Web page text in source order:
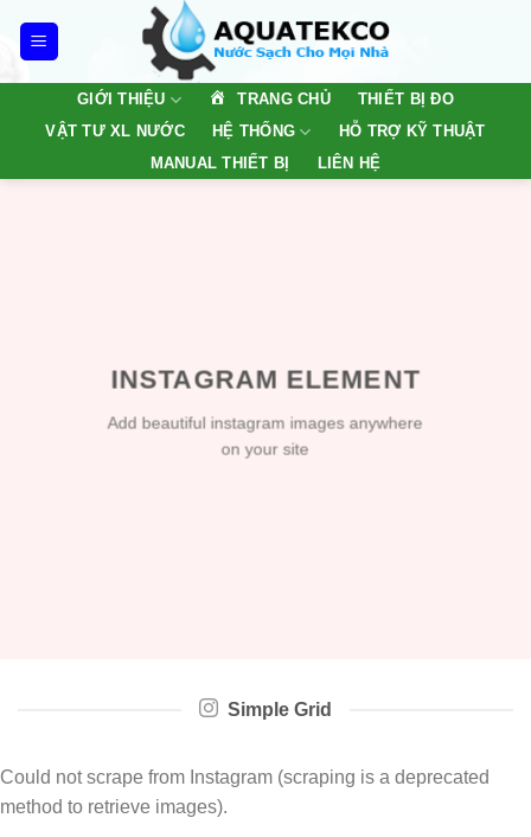
GIỚI THIỆU TRANG CHỦ
THIẾT BỊ ĐO
VẬT TƯ XL NƯỚC
HỆ THỐNG
HỖ TRỢ KỸ THUẬT
MANUAL THIẾT BỊ
LIÊN HỆ
INSTAGRAM ELEMENT
Add beautiful instagram images anywhere
on your site
Simple Grid
Could not scrape from Instagram (scraping is a deprecated
method to retrieve images).